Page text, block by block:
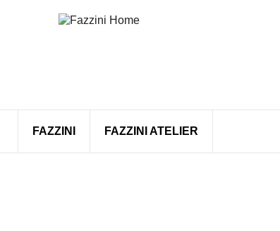
FAZZINI FAZZINI ATELIER